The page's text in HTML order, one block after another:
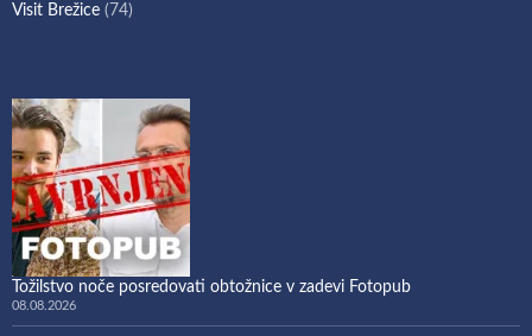
Visit Brežice (74)
Tožilstvo noče posredovati obtožnice v zadevi Fotopub
08.08.2026